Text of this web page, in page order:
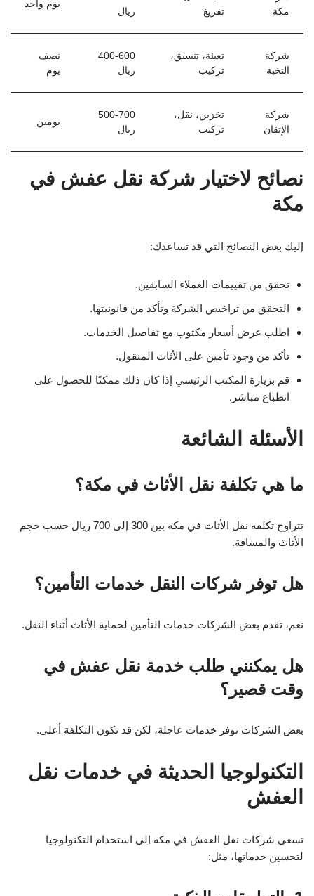
مكة
تفريغ
ريال
يوم واحد
شركة
النخبة
تعبئة، تنسيق،
تركيب
400-600
ريال
نصف
يوم
شركة
الإتقان
تخزين، نقل،
تركيب
500-700
ريال
يومين
نصائح لاختيار شركة نقل عفش في
مكة
إليك بعض النصائح التي قد تساعدك:
تحقق من تقييمات العملاء السابقين.
التحقق من تراخيص الشركة وتأكد من قانونيتها.
اطلب عرض أسعار مكتوب مع تفاصيل الخدمات.
تأكد من وجود تأمين على الأثاث المنقول.
قم بزيارة المكتب الرئيسي إذا كان ذلك ممكنًا للحصول على
انطباع مباشر.
الأسئلة الشائعة
ما هي تكلفة نقل الأثاث في مكة؟
تتراوح تكلفة نقل الأثاث في مكة بين 300 إلى 700 ريال حسب حجم
الأثاث والمسافة.
هل توفر شركات النقل خدمات التأمين؟
نعم، تقدم بعض الشركات خدمات التأمين لحماية الأثاث أثناء النقل.
هل يمكنني طلب خدمة نقل عفش في
وقت قصير؟
بعض الشركات توفر خدمات عاجلة، لكن قد تكون التكلفة أعلى.
التكنولوجيا الحديثة في خدمات نقل
العفش
تسعى شركات نقل العفش في مكة إلى استخدام التكنولوجيا
لتحسين خدماتها، مثل: